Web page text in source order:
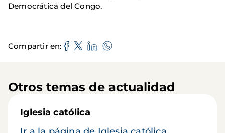
Democrática del Congo.
Compartir en
Otros temas de actualidad
Iglesia católica